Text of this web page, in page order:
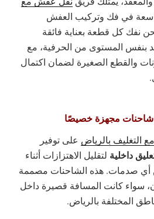
في فك وتركيب العفش
نفك كل قطعة بعناية فائقة
بنفس المستوى من الحرفية، مع
والقطع الصغيرة لضمان اكتمال
التغليف بالرياض على توفير
داخلية لتقليل الاهتزازات أثناء
أي صدمات. هذه الشاحنات مصممة
سواء كانت المسافة قصيرة داخل
المختلفة بالرياض.